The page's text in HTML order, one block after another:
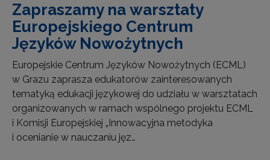
Zapraszamy na warsztaty
Europejskiego Centrum
Języków Nowożytnych
Europejskie Centrum Języków Nowożytnych (ECML)
w Grazu zaprasza edukatorów zainteresowanych
tematyką edukacji językowej do udziału w warsztatach
organizowanych w ramach wspólnego projektu ECML
i Komisji Europejskiej „Innowacyjna metodyka
i ocenianie w nauczaniu jęz…